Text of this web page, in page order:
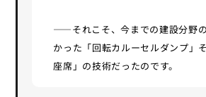
――それこそ、今までの建設分野
かった「回転カルーセルダンプ」
座席」の技術だったのです。